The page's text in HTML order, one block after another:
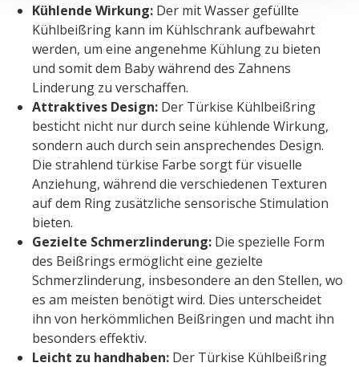
Kühlende Wirkung: Der mit Wasser gefüllte
Kühlbeißring kann im Kühlschrank aufbewahrt
werden, um eine angenehme Kühlung zu bieten
und somit dem Baby während des Zahnens
Linderung zu verschaffen.
Attraktives Design: Der Türkise Kühlbeißring
besticht nicht nur durch seine kühlende Wirkung,
sondern auch durch sein ansprechendes Design.
Die strahlend türkise Farbe sorgt für visuelle
Anziehung, während die verschiedenen Texturen
auf dem Ring zusätzliche sensorische Stimulation
bieten.
Gezielte Schmerzlinderung: Die spezielle Form
des Beißrings ermöglicht eine gezielte
Schmerzlinderung, insbesondere an den Stellen, wo
es am meisten benötigt wird. Dies unterscheidet
ihn von herkömmlichen Beißringen und macht ihn
besonders effektiv.
Leicht zu handhaben: Der Türkise Kühlbeißring